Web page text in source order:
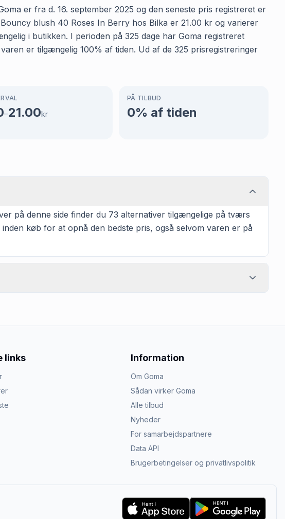
er fra d. 16. september 2025 og den seneste pris registreret er
blush 40 Roses In Berry hos Bilka er 21.00 kr og varierer
i butikken. I perioden på 325 dage har Goma registreret
er tilgængelig 100% af tiden. Ud af de 325 prisregistreringer
–21.00kr
PÅ TILBUD
0% af tiden
på denne side finder du 73 alternativer tilgængelige på tværs
køb for at opnå den bedste pris, også selvom varen er på
links Information
Om Goma
Sådan virker Goma
Alle tilbud
Nyheder
For samarbejdspartnere
Data API
Brugerbetingelser og privatlivspolitik